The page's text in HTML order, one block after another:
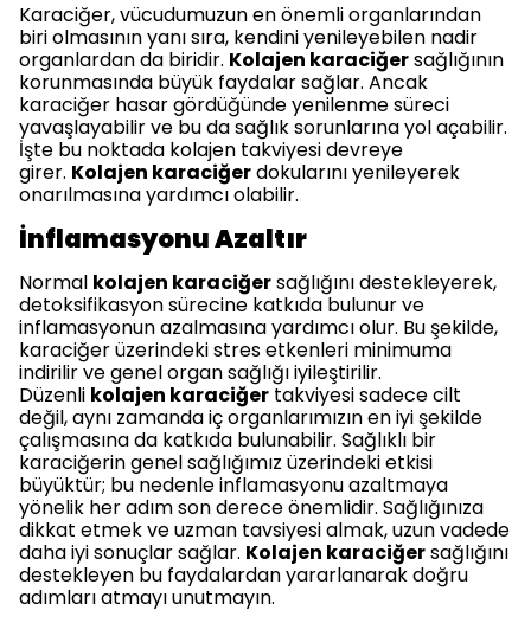
Karaciğer, vücudumuzun en önemli organlarından
biri olmasının yanı sıra, kendini yenileyebilen nadir
organlardan da biridir. Kolajen karaciğersağlığının
korunmasında büyük faydalar sağlar. Ancak
karaciğer hasar gördüğünde yenilenme süreci
yavaşlayabilir ve bu da sağlık sorunlarına yol açabilir.
İşte bu noktada kolajen takviyesi devreye
girer. Kolajen karaciğerdokularını yenileyerek
onarılmasına yardımcı olabilir.
İnflamasyonu Azaltır
Normal kolajen karaciğersağlığını destekleyerek,
detoksifikasyon sürecine katkıda bulunur ve
inflamasyonun azalmasına yardımcı olur. Bu şekilde,
karaciğer üzerindeki stres etkenleri minimuma
indirilir ve genel organ sağlığı iyileştirilir.
Düzenli kolajen karaciğer takviyesi sadece cilt
değil, aynı zamanda iç organlarımızın en iyi şekilde
çalışmasına da katkıda bulunabilir. Sağlıklı bir
karaciğerin genel sağlığımız üzerindeki etkisi
büyüktür; bu nedenle inflamasyonu azaltmaya
yönelik her adım son derece önemlidir. Sağlığınıza
dikkat etmek ve uzman tavsiyesi almak, uzun vadede
daha iyi sonuçlar sağlar. Kolajen karaciğersağlığını
destekleyen bu faydalardan yararlanarak doğru
adımları atmayı unutmayın.